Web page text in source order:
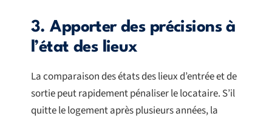
3. Apporter des précisions à
l’état des lieux
La comparaison des états des lieux d’entrée et de
sortie peut rapidement pénaliser le locataire. S’il
quitte le logement après plusieurs années, la